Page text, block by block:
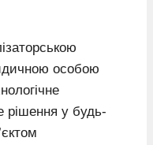
особою
рішення у будь-